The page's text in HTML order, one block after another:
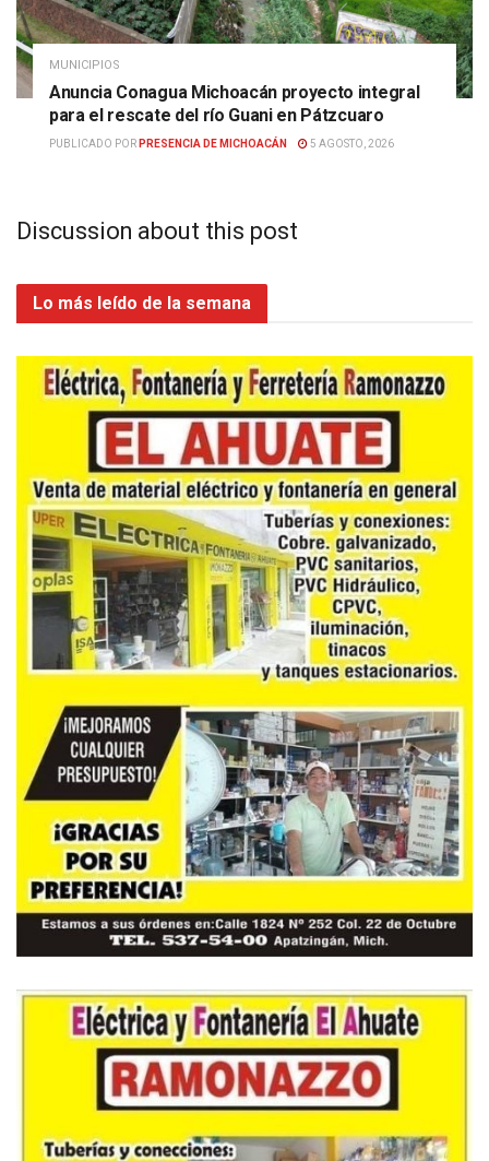
MUNICIPIOS
Anuncia Conagua Michoacán proyecto integral
para el rescate del río Guani en Pátzcuaro
PUBLICADO POR PRESENCIA DE MICHOACÁN 5 AGOSTO, 2026
Discussion about this post
Lo más leído de la semana